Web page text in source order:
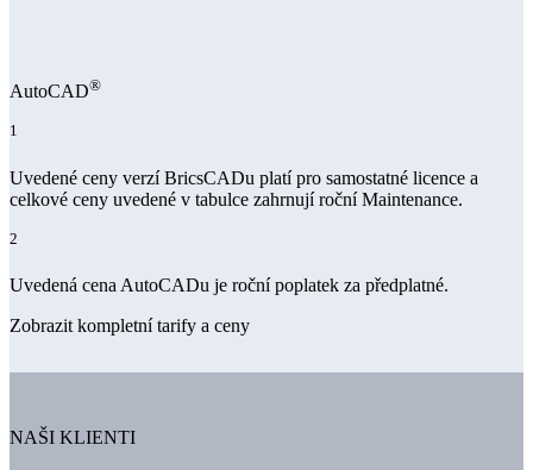
AutoCAD®
1
Uvedené ceny verzí BricsCADu platí pro samostatné licence a
celkové ceny uvedené v tabulce zahrnují roční Maintenance.
2
Uvedená cena AutoCADu je roční poplatek za předplatné.
Zobrazit kompletní tarify a ceny
NAŠI KLIENTI